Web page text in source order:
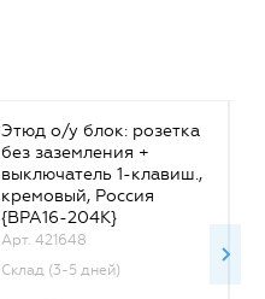
Этюд о/у блок: розетка
без заземления +
выключатель 1-клавиш.,
кремовый, Россия
{BPA16-204K}
Арт. 421648
Склад (3-5 дней)